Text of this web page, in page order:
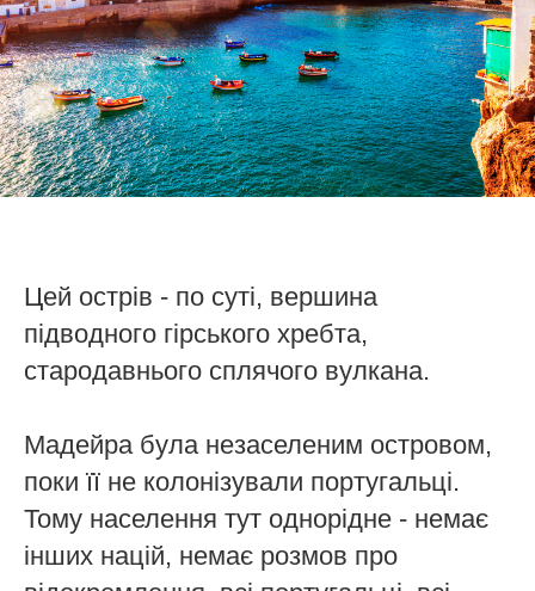
Цей острів - по суті, вершина
підводного гірського хребта,
стародавнього сплячого вулкана.
Мадейра була незаселеним островом,
поки її не колонізували португальці.
Тому населення тут однорідне - немає
інших націй, немає розмов про